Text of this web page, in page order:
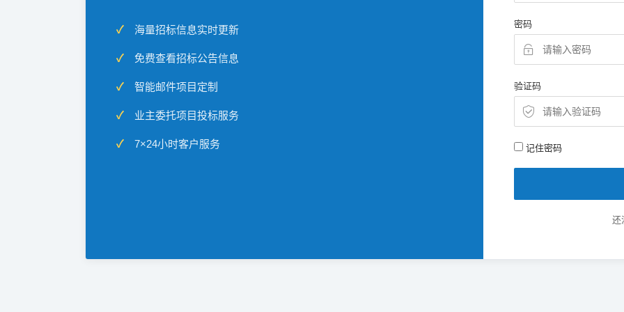
海量招标信息实时更新
免费查看招标公告信息
智能邮件项目定制
业主委托项目投标服务
7×24小时客户服务
密码
验证码
记住密码
还